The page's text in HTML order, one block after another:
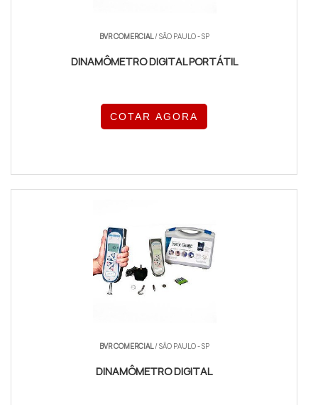
BVR COMERCIAL/ SÃO PAULO - SP
DINAMÔMETRO DIGITAL PORTÁTIL
COTAR AGORA
BVR COMERCIAL/ SÃO PAULO - SP
DINAMÔMETRO DIGITAL